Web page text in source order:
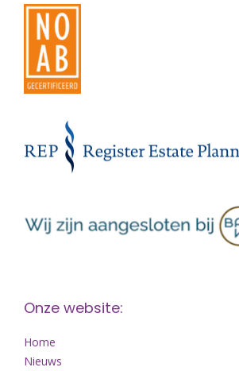
Onze website:
Home
Nieuws